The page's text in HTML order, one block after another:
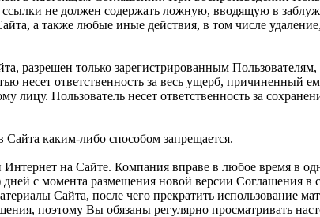
ссылки не должен содержать ложную, вводящую в
а также любые иные действия, в том числе
разрешен только зарегистрированным
несет ответственность за весь ущерб, причиненный
лицу. Пользователь несет ответственность за
каким-либо способом запрещается.
на Сайте. Компания вправе в любое время в
с момента размещения новой версии Соглашения в
Сайта, после чего прекратить использование
поэтому Вы обязаны регулярно просматривать